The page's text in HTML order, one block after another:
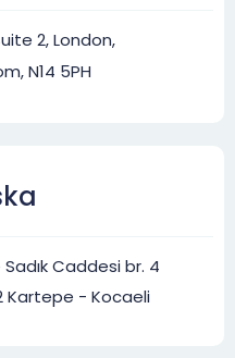
2, London,
N14 5PH
Caddesi br. 4
Kartepe - Kocaeli